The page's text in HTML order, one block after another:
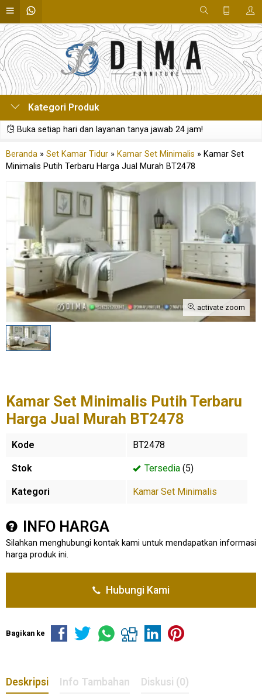
Kategori Produk
Buka setiap hari dan layanan tanya jawab 24 jam!
Beranda » Set Kamar Tidur » Kamar Set Minimalis » Kamar Set
Minimalis Putih Terbaru Harga Jual Murah BT2478
activate zoom
Kamar Set Minimalis Putih Terbaru
Harga Jual Murah BT2478
Kode BT2478
Stok Tersedia (5)
Kategori Kamar Set Minimalis
INFO HARGA
Silahkan menghubungi kontak kami untuk mendapatkan informasi
harga produk ini.
Hubungi Kami
Bagikan ke
Deskripsi Info Tambahan Diskusi (0)